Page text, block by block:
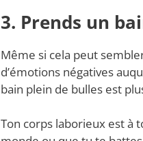
3. Prends un
Même si cela peut
d’émotions négatives
bain plein de bulles est
Ton corps laborieux est à